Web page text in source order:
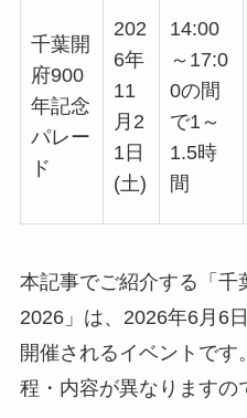
千葉開
府900
年記念
パレー
ド
202
6年
11
月2
1日
(土)
14:00
～17:0
0の間
で1～
1.5時
間
本記事でご紹介する「千
2026」は、2026年6月6
開催されるイベントです
程・内容が異なりますの